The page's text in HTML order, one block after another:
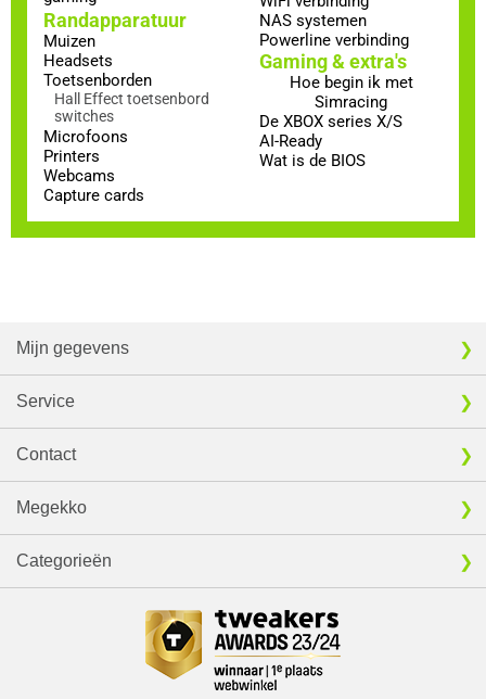
Randapparatuur
Muizen
Headsets
Toetsenborden
Hall Effect toetsenbord
switches
Microfoons
Printers
Webcams
Capture cards
NAS systemen
Powerline verbinding
Gaming & extra's
Hoe begin ik met
Simracing
De XBOX series X/S
AI-Ready
Wat is de BIOS
Mijn gegevens
Service
Contact
Megekko
Categorieën